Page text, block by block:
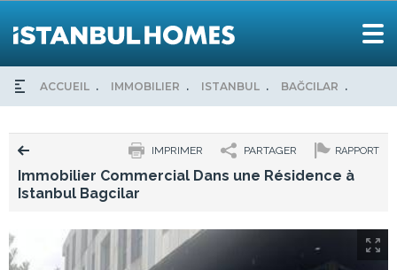
ACCUEIL IMMOBILIER ISTANBUL BAĞCILAR
RAPPORT
PARTAGER
IMPRIMER
Immobilier Commercial Dans une Résidence à
Istanbul Bagcilar